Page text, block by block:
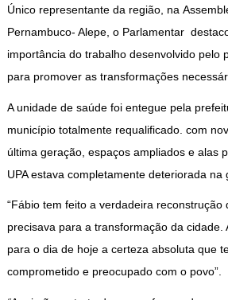
Único representante da região, na
Pernambuco- Alepe, o Parlamentar
importância do trabalho desenvolvido pelo
para promover as transformações
A unidade de saúde foi entegue pela
município totalmente requalificado. com
última geração, espaços ampliados e alas
UPA estava completamente deteriorada na
“Fábio tem feito a verdadeira reconstrução
precisava para a transformação da cidade.
para o dia de hoje a certeza absoluta que
comprometido e preocupado com o povo”.